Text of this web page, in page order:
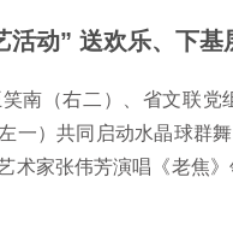
活动” 送欢乐、下
南（右二）、省文联
一）共同启动水晶球群
术家张伟芳演唱《老焦